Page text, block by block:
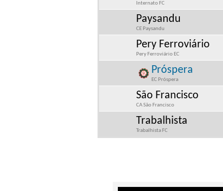
Internato FC
Paysandu
CE Paysandu
Pery Ferroviário
Pery Ferroviário EC
Próspera
EC Próspera
São Francisco
CA São Francisco
Trabalhista
Trabalhista FC